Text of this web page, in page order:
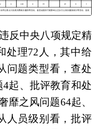
反中央八项规定精
处理72人，其中给
问题类型看，查处
起、批评教育和处
靡之风问题64起、
人员级别看，批评